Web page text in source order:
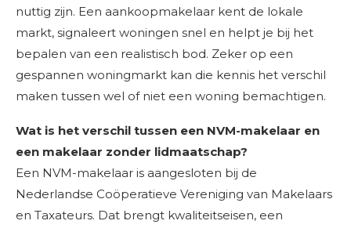
nuttig zijn. Een aankoopmakelaar kent de lokale
markt, signaleert woningen snel en helpt je bij het
bepalen van een realistisch bod. Zeker op een
gespannen woningmarkt kan die kennis het verschil
maken tussen wel of niet een woning bemachtigen.
Wat is het verschil tussen een NVM-makelaar en
een makelaar zonder lidmaatschap?
Een NVM-makelaar is aangesloten bij de
Nederlandse Coöperatieve Vereniging van Makelaars
en Taxateurs. Dat brengt kwaliteitseisen, een